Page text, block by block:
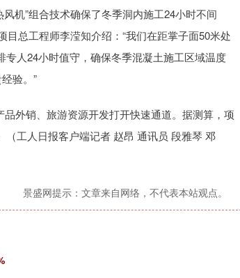
机”组合技术确保了冬季洞内施工24小时不间
总工程师李滢知介绍：“我们在距掌子面50米处
人24小时值守，确保冬季混凝土施工区域温度
验。”
外销、旅游资源开发打开快速通道。据测算，项
工人日报客户端记者 赵昂 通讯员 段雅琴 邓
景盛网提示：文章来自网络，不代表本站观点。